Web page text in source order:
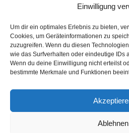
Einwilligung
Um dir ein optimales Erlebnis zu bieten,
Cookies, um Geräteinformationen zu
zuzugreifen. Wenn du diesen
wie das Surfverhalten oder eindeutige IDs
Wenn du deine Einwilligung nicht erteilst
bestimmte Merkmale und Funktionen
Ablehnen
10 11 12 13
17 18 19 20
31 1 2 3